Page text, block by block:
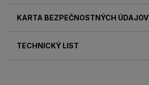
KARTA BEZPEČNOSTNÝCH ÚDAJOV
TECHNICKÝ LIST